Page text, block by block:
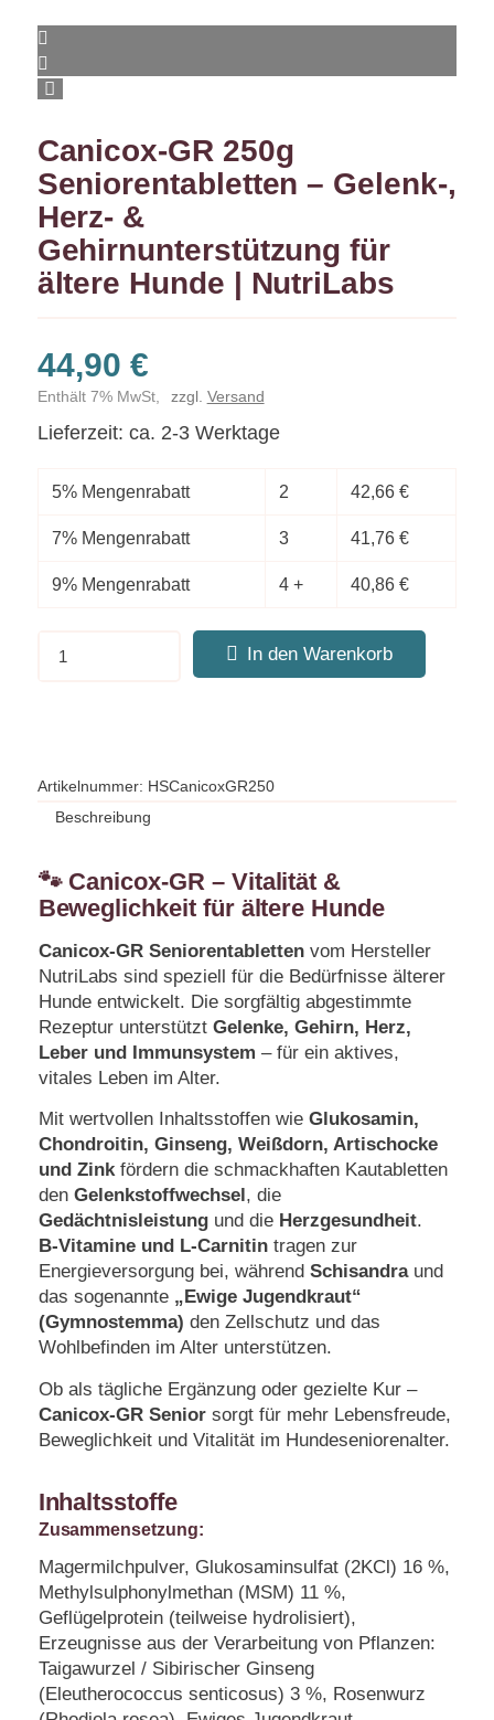
Canicox-GR 250g
Seniorentabletten – Gelenk-,
Herz- &
Gehirnunterstützung für
ältere Hunde | NutriLabs
44,90 €
Enthält 7% MwSt, zzgl. Versand
Lieferzeit: ca. 2-3 Werktage
5% Mengenrabatt 2 42,66 €
7% Mengenrabatt 3 41,76 €
9% Mengenrabatt 4 + 40,86 €
In den Warenkorb
Artikelnummer: HSCanicoxGR250
Beschreibung
🐾 Canicox-GR – Vitalität &
Beweglichkeit für ältere Hunde
Canicox-GR Seniorentablettenvom Hersteller
NutriLabs sind speziell für die Bedürfnisse älterer
Hunde entwickelt. Die sorgfältig abgestimmte
Rezeptur unterstützt Gelenke, Gehirn, Herz,
Leber und Immunsystem – für ein aktives,
vitales Leben im Alter.
Mit wertvollen Inhaltsstoffen wie Glukosamin,
Chondroitin, Ginseng, Weißdorn, Artischocke
und Zinkfördern die schmackhaften Kautabletten
den Gelenkstoffwechsel, die
Gedächtnisleistungund die Herzgesundheit.
B-Vitamine und L-Carnitintragen zur
Energieversorgung bei, während Schisandraund
das sogenannte „Ewige Jugendkraut“
(Gymnostemma) den Zellschutz und das
Wohlbefinden im Alter unterstützen.
Ob als tägliche Ergänzung oder gezielte Kur –
Canicox-GR Seniorsorgt für mehr Lebensfreude,
Beweglichkeit und Vitalität im Hundeseniorenalter.
Inhaltsstoffe
Zusammensetzung:
Magermilchpulver, Glukosaminsulfat (2KCl) 16 %,
Methylsulphonylmethan (MSM) 11 %,
Geflügelprotein (teilweise hydrolisiert),
Erzeugnisse aus der Verarbeitung von Pflanzen:
Taigawurzel / Sibirischer Ginseng
(Eleutherococcus senticosus) 3 %, Rosenwurz